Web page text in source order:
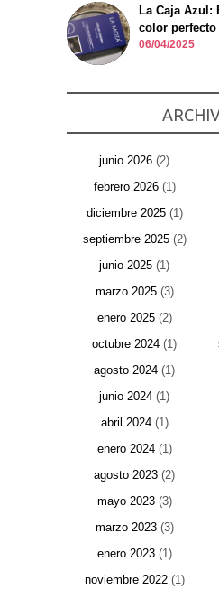
La Caja Azul:
color perfecto
06/04/2025
junio 2026 (2)
febrero 2026(1)
diciembre 2025(1)
septiembre 2025(2)
junio 2025 (1)
marzo 2025(3)
enero 2025(2)
octubre 2024 (1)
agosto 2024 (1)
junio 2024 (1)
abril 2024(1)
enero 2024(1)
agosto 2023 (2)
mayo 2023(3)
marzo 2023(3)
enero 2023(1)
noviembre 2022(1)